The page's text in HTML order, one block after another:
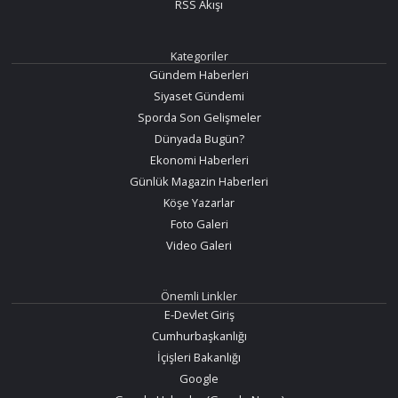
RSS Akışı
Kategoriler
Gündem Haberleri
Siyaset Gündemi
Sporda Son Gelişmeler
Dünyada Bugün?
Ekonomi Haberleri
Günlük Magazin Haberleri
Köşe Yazarlar
Foto Galeri
Video Galeri
Önemli Linkler
E-Devlet Giriş
Cumhurbaşkanlığı
İçişleri Bakanlığı
Google